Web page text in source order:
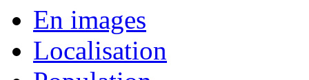
En images
Localisation